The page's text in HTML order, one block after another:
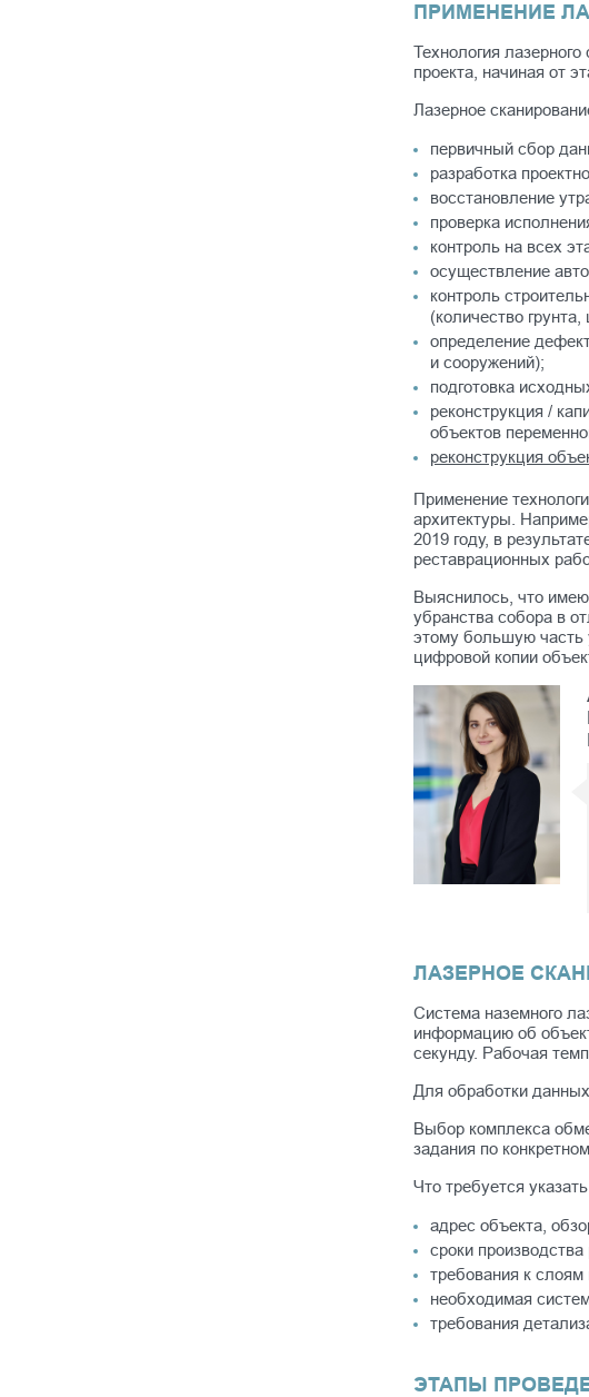
ПРИМЕНЕНИЕ
Технология
проекта, начиная от
Лазерное
первичный сбор
разработка
восстановление
проверка
контроль на всех
осуществление
контроль
(количество
определение
и сооружений);
подготовка
реконструкция /
объектов
реконструкция
Применение
архитектуры.
2019 году, в
реставрационных
Выяснилось, что
убранства собора в
этому большую часть
цифровой копии
ЛАЗЕРНОЕ
Система наземного
информацию об
секунду. Рабочая
Для обработки
Выбор комплекса
задания по
Что требуется
адрес объекта,
сроки производства
требования к
необходимая
требования
ЭТАПЫ